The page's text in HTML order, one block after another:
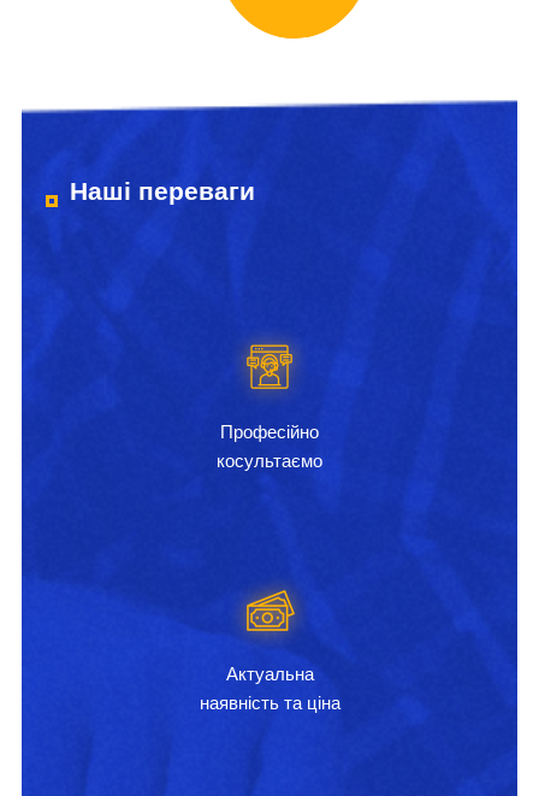
Наші переваги
Професійно
косультаємо
Актуальна
наявність та ціна